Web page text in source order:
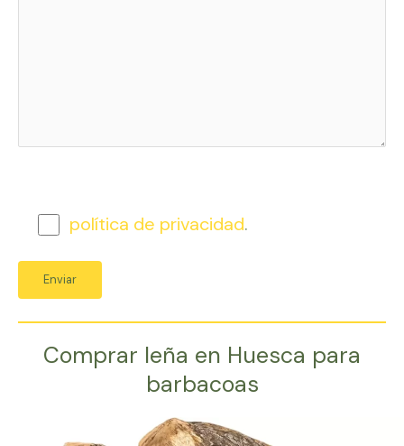
política de privacidad.
Comprar leña en Huesca para
barbacoas